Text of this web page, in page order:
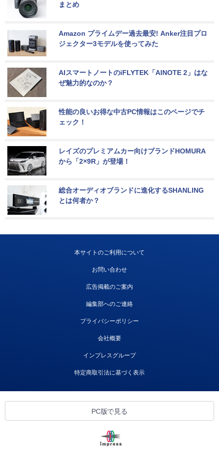
まとめ
Amazon プライムデー過去最安! Anker注目プロ
ジェクター3モデルを使ってみた
AIスマートノートのiFLYTEK「AINOTE 2」はな
ぜ魅力的なのか？
性能の良いお得な中古PC情報はこのページでチ
ェック！
レイズのプレミアムカー向けブランドHOMURA
から「2×9R」が登場！
総合オーディオブランドに進化するSHANLING
とは何者か？
本サイトのご利用について
お問い合わせ
広告掲載のご案内
編集部へのご連絡
プライバシーポリシー
会社概要
インプレスグループ
特定商取引法に基づく表示
PC版で見る